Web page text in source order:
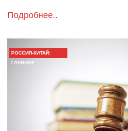
Подробнее..
РОССИЯ-КИТАЙ:
ГЛАВНОЕ